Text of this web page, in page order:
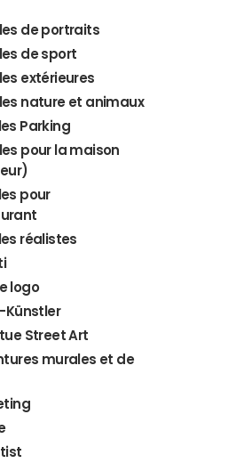
de portraits
de sport
extérieures
nature et animaux
Parking
pour la maison
pour
réalistes
logo
Künstler
Street Art
murales et de